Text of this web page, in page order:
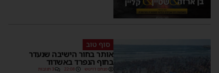
סוף טוב
אותר בחור הישיבה שנעדר
בחוף הנפרד באשדוד
מנחם דויטש 22:08 3 תגובות